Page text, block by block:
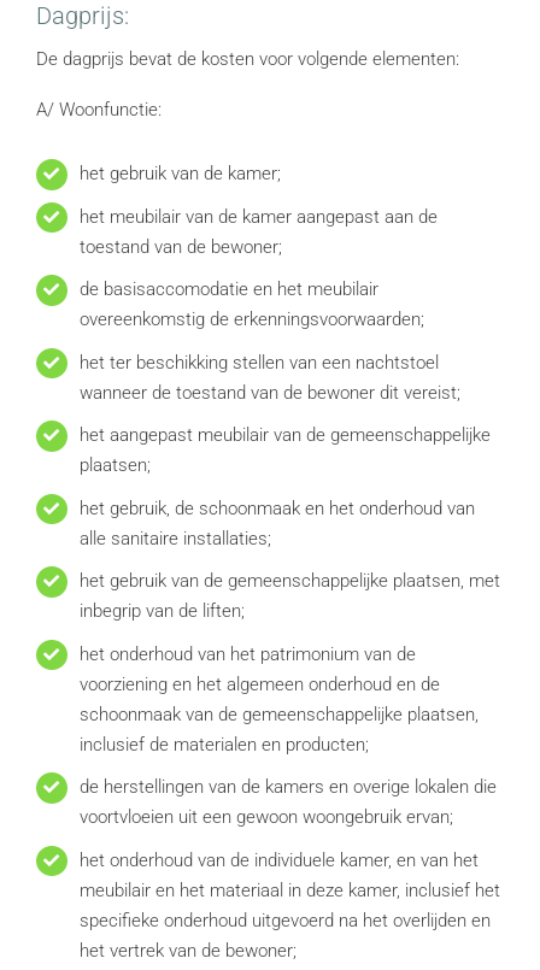
Dagprijs:
De dagprijs bevat de kosten voor volgende elementen:
A/ Woonfunctie:
het gebruik van de kamer;
het meubilair van de kamer aangepast aan de
toestand van de bewoner;
de basisaccomodatie en het meubilair
overeenkomstig de erkenningsvoorwaarden;
het ter beschikking stellen van een nachtstoel
wanneer de toestand van de bewoner dit vereist;
het aangepast meubilair van de gemeenschappelijke
plaatsen;
het gebruik, de schoonmaak en het onderhoud van
alle sanitaire installaties;
het gebruik van de gemeenschappelijke plaatsen, met
inbegrip van de liften;
het onderhoud van het patrimonium van de
voorziening en het algemeen onderhoud en de
schoonmaak van de gemeenschappelijke plaatsen,
inclusief de materialen en producten;
de herstellingen van de kamers en overige lokalen die
voortvloeien uit een gewoon woongebruik ervan;
het onderhoud van de individuele kamer, en van het
meubilair en het materiaal in deze kamer, inclusief het
specifieke onderhoud uitgevoerd na het overlijden en
het vertrek van de bewoner;